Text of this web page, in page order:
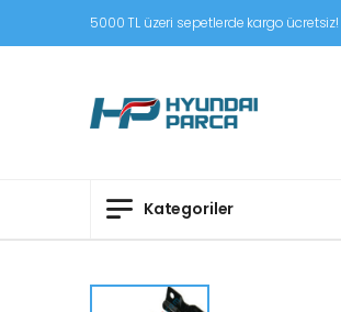
5000 TL üzeri sepetlerde kargo
Kategoriler